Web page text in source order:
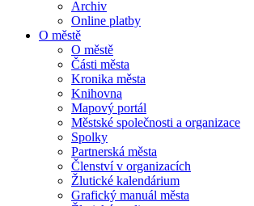
Archiv
Online platby
O městě
O městě
Části města
Kronika města
Knihovna
Mapový portál
Městské společnosti a organizace
Spolky
Partnerská města
Členství v organizacích
Žlutické kalendárium
Grafický manuál města